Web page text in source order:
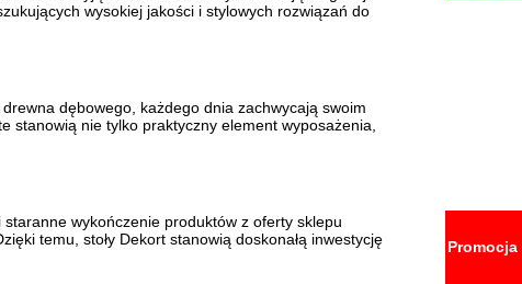
wysokiej jakości i stylowych rozwiązań do
dębowego, każdego dnia zachwycają swoim
stanowią nie tylko praktyczny element wyposażenia,
wykończenie produktów z oferty sklepu
temu, stoły Dekort stanowią doskonałą inwestycję
Promocja